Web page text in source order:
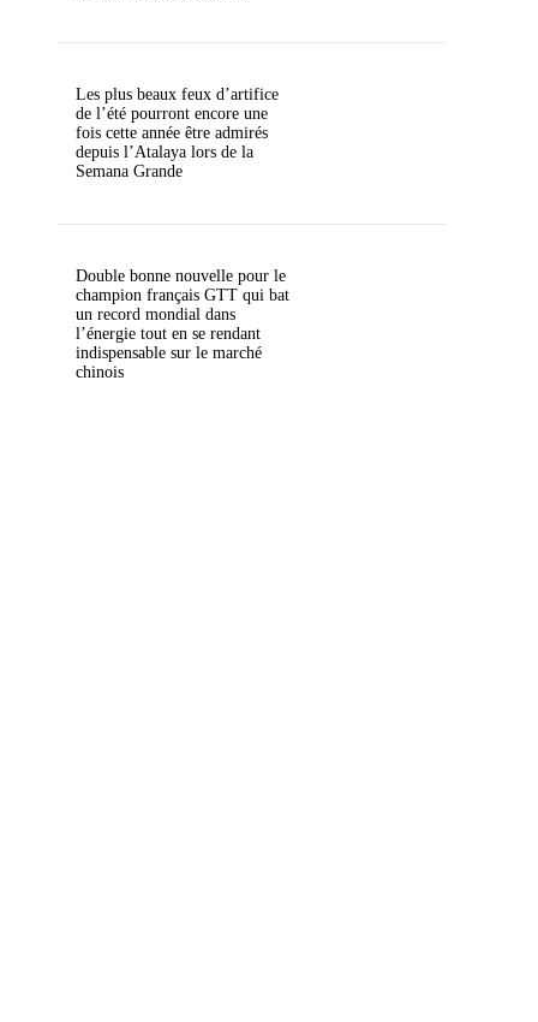
Les plus beaux feux d’artifice
de l’été pourront encore une
fois cette année être admirés
depuis l’Atalaya lors de la
Semana Grande
Double bonne nouvelle pour le
champion français GTT qui bat
un record mondial dans
l’énergie tout en se rendant
indispensable sur le marché
chinois